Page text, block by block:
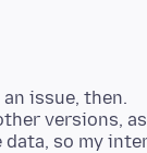
issue, then.
versions,
data, so my